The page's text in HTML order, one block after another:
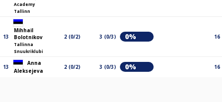
Academy
Tallinn
13
Mihhail
Bolotnikov
Tallinna
Snuukriklubi
2 (0/2) 3 (0/3) 0% 16
13
Anna
Aleksejeva
2 (0/2) 3 (0/3) 0% 16